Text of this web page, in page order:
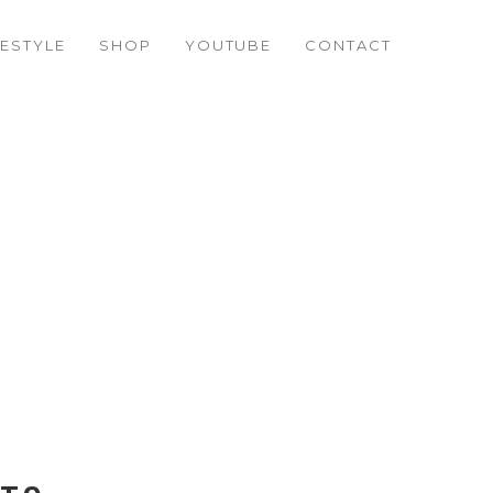
SHOP YOUTUBE CONTACT